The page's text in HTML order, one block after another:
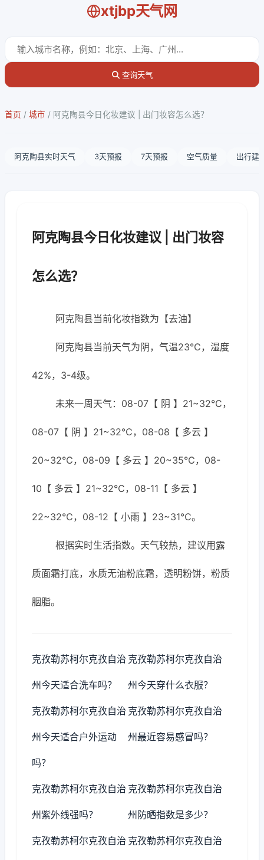
xtjbp天气网
查询天气
首页 / 城市 / 阿克陶县今日化妆建议 | 出门妆容怎么选？
阿克陶县实时天气 3天预报 7天预报 空气质量 出行建
阿克陶县今日化妆建议 | 出门妆容
怎么选？
阿克陶县当前化妆指数为【去油】
阿克陶县当前天气为阴，气温23℃，湿度
42%，3-4级。
未来一周天气：08-07【 阴 】21~32℃，
08-07【 阴 】21~32℃，08-08【 多云 】
20~32℃，08-09【 多云 】20~35℃，08-
10【 多云 】21~32℃，08-11【 多云 】
22~32℃，08-12【 小雨 】23~31℃。
根据实时生活指数。天气较热，建议用露
质面霜打底，水质无油粉底霜，透明粉饼，粉质
胭脂。
克孜勒苏柯尔克孜自治
州今天适合洗车吗？
克孜勒苏柯尔克孜自治
州今天穿什么衣服？
克孜勒苏柯尔克孜自治
州今天适合户外运动
吗？
克孜勒苏柯尔克孜自治
州最近容易感冒吗？
克孜勒苏柯尔克孜自治
州紫外线强吗？
克孜勒苏柯尔克孜自治
州防晒指数是多少？
克孜勒苏柯尔克孜自治 克孜勒苏柯尔克孜自治